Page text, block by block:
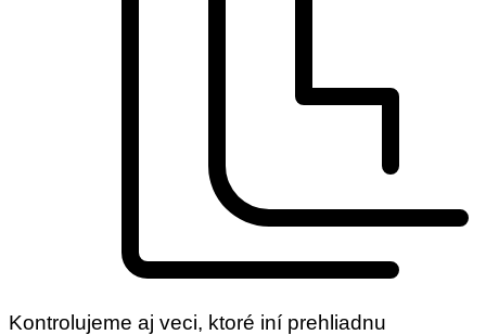
Kontrolujeme aj veci, ktoré iní prehliadnu